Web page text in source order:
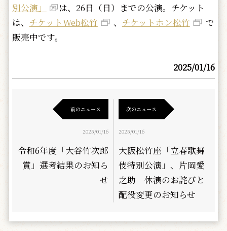
別公演」
は、26日（日）までの公演。チケット
は、 チケットWeb松竹 、 チケットホン松竹
で
販売中です。
2025/01/16
前のニュース
2025/01/16
令和6年度「大谷竹次郎
賞」選考結果のお知ら
せ
次のニュース
2025/01/16
大阪松竹座「立春歌舞
伎特別公演」、片岡愛
之助 休演のお詫びと
配役変更のお知らせ